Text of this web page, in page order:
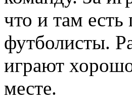
что и там есть
футболисты.
играют
месте.